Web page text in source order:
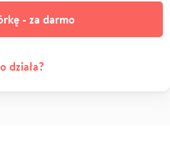
- za darmo
działa?